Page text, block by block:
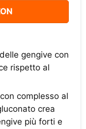
gengive con
rispetto al
complesso al
crea
più forti e